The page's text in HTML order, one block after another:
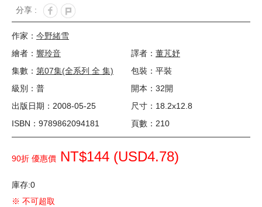
分享 :
作家： 今野緒雪
繪者： 響玲音 譯者： 董芃妤
集數： 第07集(全系列 全 集)
包裝：平裝
級別：普
開本：32開
出版日期：2008-05-25
尺寸：18.2x12.8
ISBN：9789862094181
頁數：210
90折 優惠價 NT$144 (USD4.78)
庫存:0
※ 不可超取